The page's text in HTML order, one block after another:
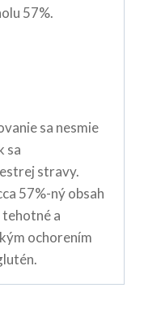
57%.
sa nesmie
sa
stravy.
57%-ný obsah
tehotné a
ochorením